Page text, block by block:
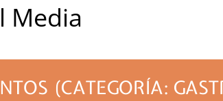
Media
(CATEGORÍA: